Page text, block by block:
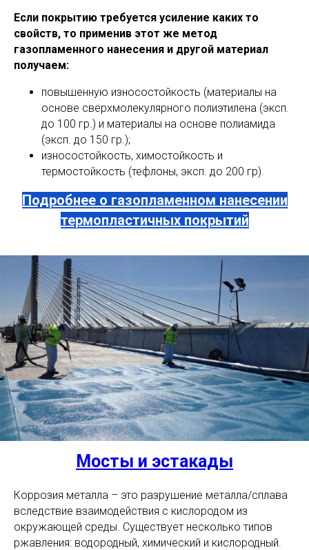
Если покрытию требуется усиление каких то
свойств, то применив этот же метод
газопламенного нанесения и другой материал
получаем:
повышенную износостойкость (материалы на
основе сверхмолекулярного полиэтилена (эксп.
до 100 гр.) и материалы на основе полиамида
(эксп. до 150 гр.);
износостойкость, химостойкость и
термостойкость (тефлоны, эксп. до 200 гр).
Подробнее о газопламенном нанесении
термопластичных покрытий
Мосты и эстакады
Коррозия металла – это разрушение металла/сплава
вследствие взаимодействия с кислородом из
окружающей среды. Существует несколько типов
ржавления: водородный, химический и кислородный.